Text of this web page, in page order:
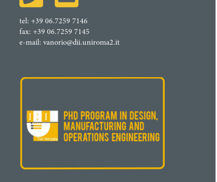
tel: +39 06.7259 7146
fax: +39 06.7259 7145
e-mail: vanorio@dii.uniroma2.it